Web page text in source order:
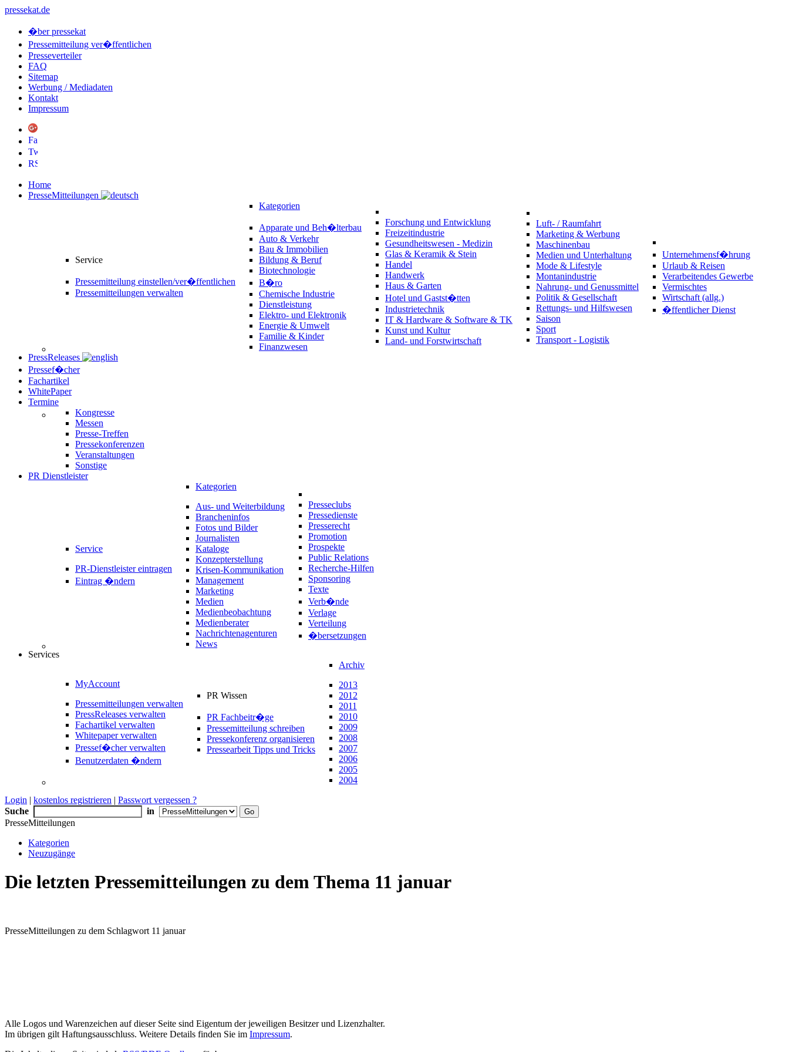
pressekat.de
�ber pressekat
Pressemitteilung ver�ffentlichen
Presseverteiler
FAQ
Sitemap
Werbung / Mediadaten
Kontakt
Impressum
Home
PresseMitteilungen
Service
Pressemitteilung einstellen/ver�ffentlichen
Pressemitteilungen verwalten
Kategorien
Apparate und Beh�lterbau
Auto & Verkehr
Bau & Immobilien
Bildung & Beruf
Biotechnologie
B�ro
Chemische Industrie
Dienstleistung
Elektro- und Elektronik
Energie & Umwelt
Familie & Kinder
Finanzwesen
Forschung und Entwicklung
Freizeitindustrie
Gesundheitswesen - Medizin
Glas & Keramik & Stein
Handel
Handwerk
Haus & Garten
Hotel und Gastst�tten
Industrietechnik
IT & Hardware & Software & TK
Kunst und Kultur
Land- und Forstwirtschaft
Luft- / Raumfahrt
Marketing & Werbung
Maschinenbau
Medien und Unterhaltung
Mode & Lifestyle
Montanindustrie
Nahrung- und Genussmittel
Politik & Gesellschaft
Rettungs- und Hilfswesen
Saison
Sport
Transport - Logistik
Unternehmensf�hrung
Urlaub & Reisen
Verarbeitendes Gewerbe
Vermischtes
Wirtschaft (allg.)
�ffentlicher Dienst
PressReleases
Pressef�cher
Fachartikel
WhitePaper
Termine
Kongresse
Messen
Presse-Treffen
Pressekonferenzen
Veranstaltungen
Sonstige
PR Dienstleister
Service
PR-Dienstleister eintragen
Eintrag �ndern
Kategorien
Aus- und Weiterbildung
Brancheninfos
Fotos und Bilder
Journalisten
Kataloge
Konzepterstellung
Krisen-Kommunikation
Management
Marketing
Medien
Medienbeobachtung
Medienberater
Nachrichtenagenturen
News
Presseclubs
Pressedienste
Presserecht
Promotion
Prospekte
Public Relations
Recherche-Hilfen
Sponsoring
Texte
Verb�nde
Verlage
Verteilung
�bersetzungen
Services
MyAccount
Pressemitteilungen verwalten
PressReleases verwalten
Fachartikel verwalten
Whitepaper verwalten
Pressef�cher verwalten
Benutzerdaten �ndern
PR Wissen
PR Fachbeitr�ge
Pressemitteilung schreiben
Pressekonferenz organisieren
Pressearbeit Tipps und Tricks
Archiv
2013
2012
2011
2010
2009
2008
2007
2006
2005
2004
Login | kostenlos registrieren | Passwort vergessen ?
Suche
in
PresseMitteilungen
Kategorien
Neuzugänge
Die letzten Pressemitteilungen zu dem Thema 11 januar
PresseMitteilungen zu dem Schlagwort 11 januar
Alle Logos und Warenzeichen auf dieser Seite sind Eigentum der jeweiligen Besitzer und Lizenzhalter.
Im übrigen gilt Haftungsausschluss. Weitere Details finden Sie im Impressum.